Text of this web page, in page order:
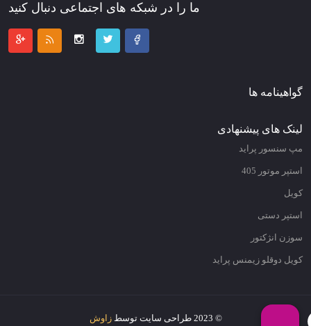
ما را در شبکه های اجتماعی دنبال کنید
گواهینامه ها
لینک های پیشنهادی
مپ سنسور پراید
استپر موتور 405
کویل
استپر دستی
سوزن انژکتور
کویل دوقلو زیمنس پراید
© 2023 طراحی سایت توسط زاوش